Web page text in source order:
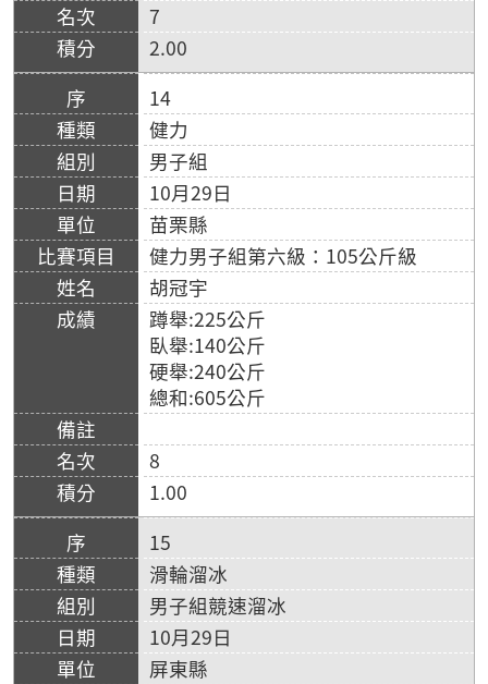
7
2.00
14
健力
男子組
10月29日
苗栗縣
健力男子組第六級：105公斤級
胡冠宇
蹲舉:225公斤
臥舉:140公斤
硬舉:240公斤
總和:605公斤
8
1.00
15
滑輪溜冰
男子組競速溜冰
10月29日
屏東縣